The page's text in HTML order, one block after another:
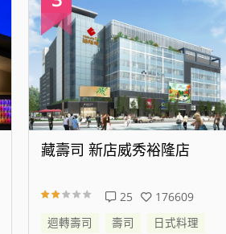
藏壽司 八德興豐路店
15
106848
迴轉壽司
壽司 日式料理